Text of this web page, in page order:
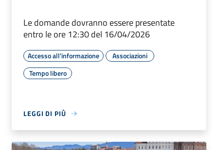
Le domande dovranno essere presentate
entro le ore 12:30 del 16/04/2026
Accesso all'informazione
Associazioni
Tempo libero
LEGGI DI PIÙ